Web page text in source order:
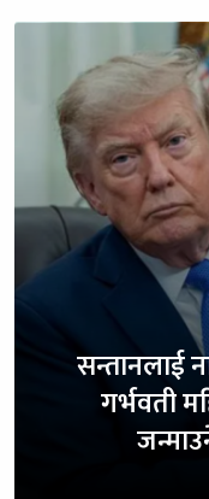
सन्तानलाई
गर्भवती